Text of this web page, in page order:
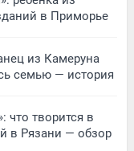
в Приморье
из Камеруна
семью — история
что творится в
в Рязани — обзор